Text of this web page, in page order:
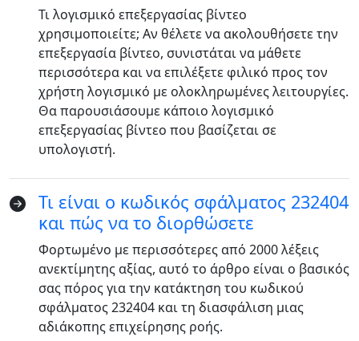
Τι λογισμικό επεξεργασίας βίντεο
χρησιμοποιείτε; Αν θέλετε να ακολουθήσετε την
επεξεργασία βίντεο, συνιστάται να μάθετε
περισσότερα και να επιλέξετε φιλικό προς τον
χρήστη λογισμικό με ολοκληρωμένες λειτουργίες.
Θα παρουσιάσουμε κάποιο λογισμικό
επεξεργασίας βίντεο που βασίζεται σε
υπολογιστή.
Τι είναι ο κωδικός σφάλματος 232404
και πώς να το διορθώσετε
Φορτωμένο με περισσότερες από 2000 λέξεις
ανεκτίμητης αξίας, αυτό το άρθρο είναι ο βασικός
σας πόρος για την κατάκτηση του κωδικού
σφάλματος 232404 και τη διασφάλιση μιας
αδιάκοπης επιχείρησης ροής.